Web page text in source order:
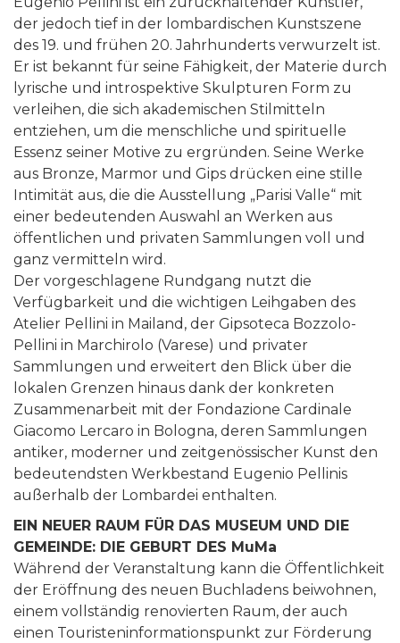
der jedoch tief in der lombardischen Kunstszene
des 19. und frühen 20. Jahrhunderts verwurzelt ist.
Er ist bekannt für seine Fähigkeit, der Materie durch
lyrische und introspektive Skulpturen Form zu
verleihen, die sich akademischen Stilmitteln
entziehen, um die menschliche und spirituelle
Essenz seiner Motive zu ergründen. Seine Werke
aus Bronze, Marmor und Gips drücken eine stille
Intimität aus, die die Ausstellung „Parisi Valle“ mit
einer bedeutenden Auswahl an Werken aus
öffentlichen und privaten Sammlungen voll und
ganz vermitteln wird.
Der vorgeschlagene Rundgang nutzt die
Verfügbarkeit und die wichtigen Leihgaben des
Atelier Pellini in Mailand, der Gipsoteca Bozzolo-
Pellini in Marchirolo (Varese) und privater
Sammlungen und erweitert den Blick über die
lokalen Grenzen hinaus dank der konkreten
Zusammenarbeit mit der Fondazione Cardinale
Giacomo Lercaro in Bologna, deren Sammlungen
antiker, moderner und zeitgenössischer Kunst den
bedeutendsten Werkbestand Eugenio Pellinis
außerhalb der Lombardei enthalten.
EIN NEUER RAUM FÜR DAS MUSEUM UND DIE
GEMEINDE: DIE GEBURT DES MuMa
Während der Veranstaltung kann die Öffentlichkeit
der Eröffnung des neuen Buchladens beiwohnen,
einem vollständig renovierten Raum, der auch
einen Touristeninformationspunkt zur Förderung